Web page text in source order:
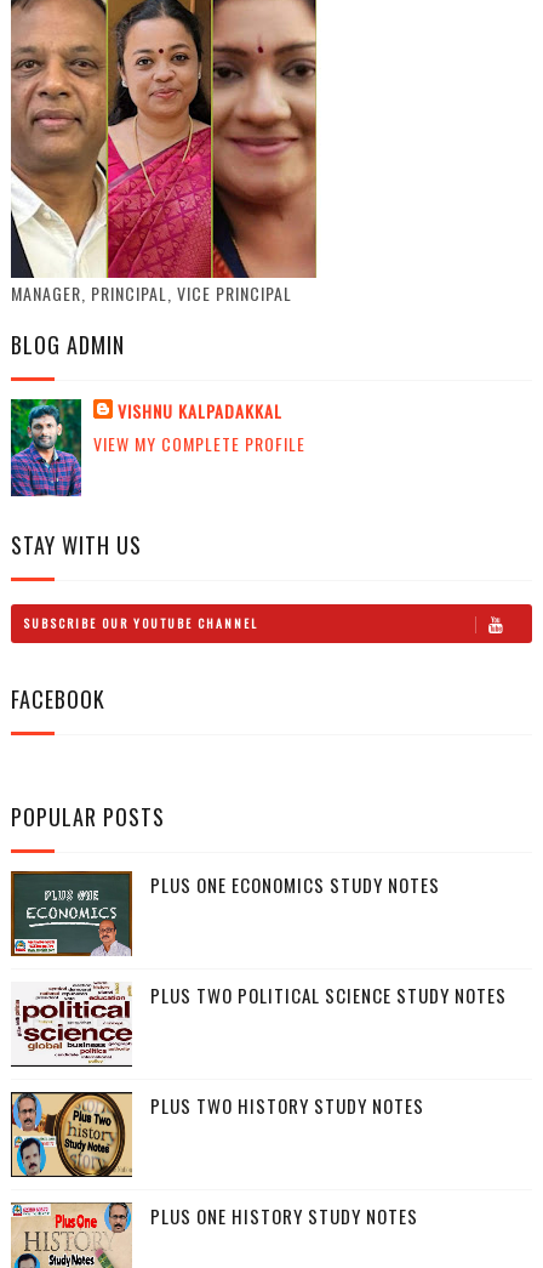
MANAGER, PRINCIPAL, VICE PRINCIPAL
BLOG ADMIN
VISHNU KALPADAKKAL
VIEW MY COMPLETE PROFILE
STAY WITH US
SUBSCRIBE OUR YOUTUBE CHANNEL
FACEBOOK
POPULAR POSTS
PLUS ONE ECONOMICS STUDY NOTES
PLUS TWO POLITICAL SCIENCE STUDY NOTES
PLUS TWO HISTORY STUDY NOTES
PLUS ONE HISTORY STUDY NOTES